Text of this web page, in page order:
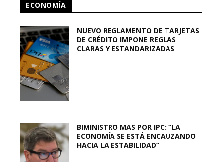
ECONOMÍA
NUEVO REGLAMENTO DE TARJETAS
DE CRÉDITO IMPONE REGLAS
CLARAS Y ESTANDARIZADAS
BIMINISTRO MAS POR IPC: “LA
ECONOMÍA SE ESTÁ ENCAUZANDO
HACIA LA ESTABILIDAD”